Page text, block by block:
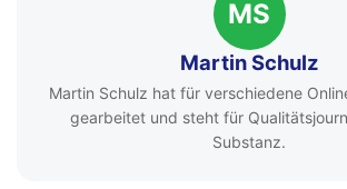
MS
Martin Schulz
Martin Schulz hat für verschiedene
gearbeitet und steht für
Substanz.